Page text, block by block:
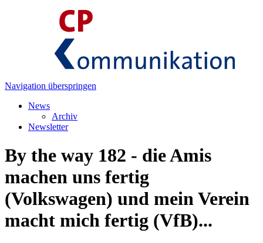
Navigation überspringen
News
Archiv
Newsletter
By the way 182 - die Amis
machen uns fertig
(Volkswagen) und mein Verein
macht mich fertig (VfB)...